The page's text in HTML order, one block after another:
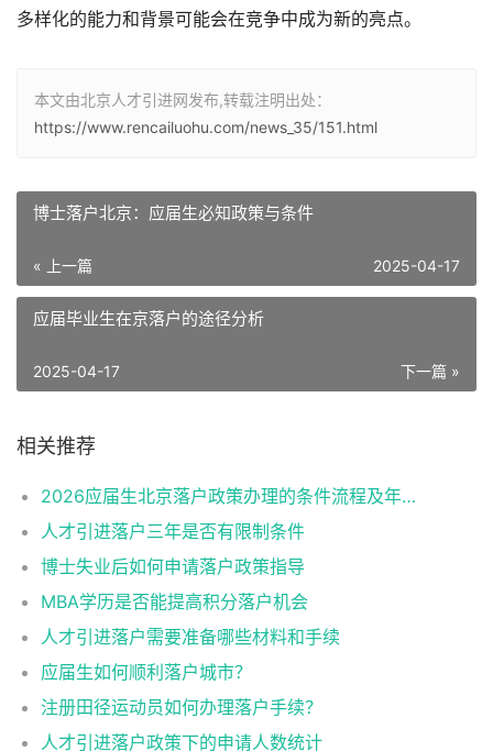
多样化的能力和背景可能会在竞争中成为新的亮点。
本文由北京人才引进网发布,转载注明出处：
https://www.rencailuohu.com/news_35/151.html
博士落户北京：应届生必知政策与条件
« 上一篇 2025-04-17
应届毕业生在京落户的途径分析
下一篇 »
2025-04-17
相关推荐
2026应届生北京落户政策办理的条件流程及年龄限制
人才引进落户三年是否有限制条件
博士失业后如何申请落户政策指导
MBA学历是否能提高积分落户机会
人才引进落户需要准备哪些材料和手续
应届生如何顺利落户城市？
注册田径运动员如何办理落户手续？
人才引进落户政策下的申请人数统计